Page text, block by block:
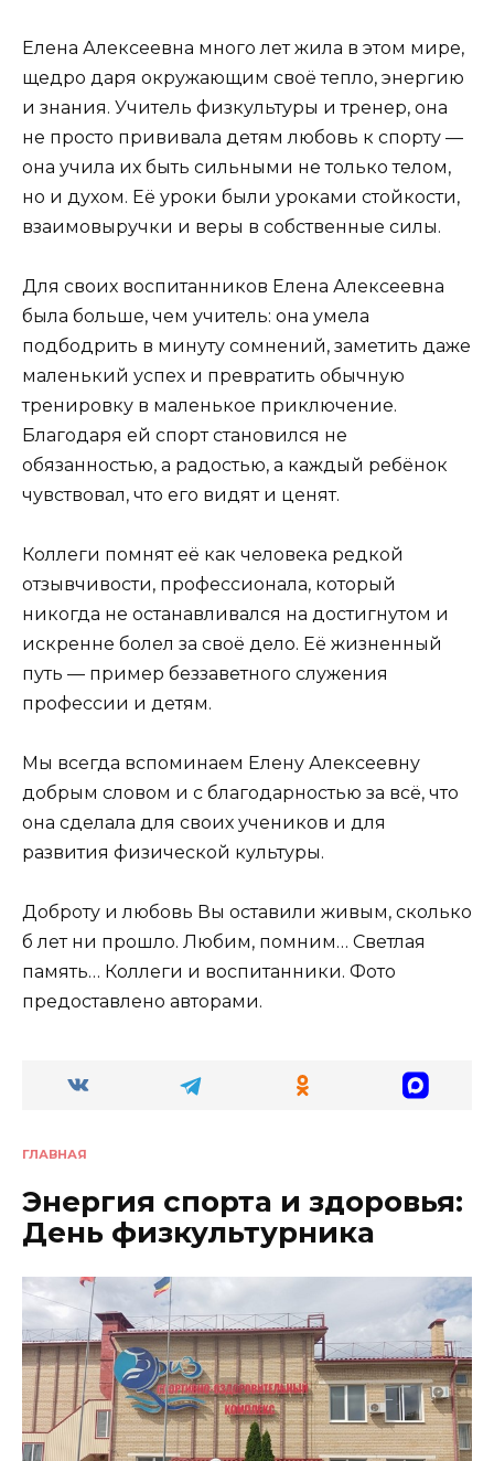
Елена Алексеевна много лет жила в этом мире,
щедро даря окружающим своё тепло, энергию
и знания. Учитель физкультуры и тренер, она
не просто прививала детям любовь к спорту —
она учила их быть сильными не только телом,
но и духом. Её уроки были уроками стойкости,
взаимовыручки и веры в собственные силы.
Для своих воспитанников Елена Алексеевна
была больше, чем учитель: она умела
подбодрить в минуту сомнений, заметить даже
маленький успех и превратить обычную
тренировку в маленькое приключение.
Благодаря ей спорт становился не
обязанностью, а радостью, а каждый ребёнок
чувствовал, что его видят и ценят.
Коллеги помнят её как человека редкой
отзывчивости, профессионала, который
никогда не останавливался на достигнутом и
искренне болел за своё дело. Её жизненный
путь — пример беззаветного служения
профессии и детям.
Мы всегда вспоминаем Елену Алексеевну
добрым словом и с благодарностью за всё, что
она сделала для своих учеников и для
развития физической культуры.
Доброту и любовь Вы оставили живым, сколько
б лет ни прошло. Любим, помним… Светлая
память… Коллеги и воспитанники. Фото
предоставлено авторами.
ГЛАВНАЯ
Энергия спорта и здоровья:
День физкультурника